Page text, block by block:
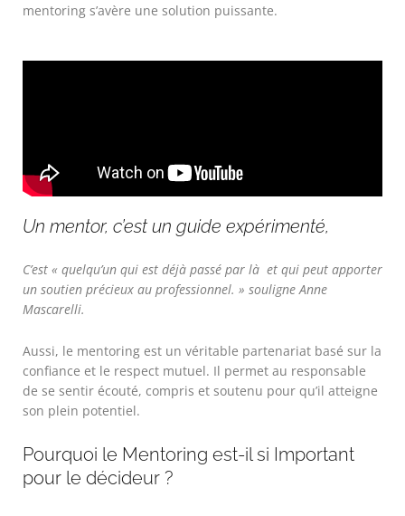
mentoring s’avère une solution puissante.
Un mentor, c’est un guide expérimenté,
C’est « quelqu’un qui est déjà passé par là et qui peut apporter
un soutien précieux au professionnel. » souligne Anne
Mascarelli.
Aussi, le mentoring est un véritable partenariat basé sur la
confiance et le respect mutuel. Il permet au responsable
de se sentir écouté, compris et soutenu pour qu’il atteigne
son plein potentiel.
Pourquoi le Mentoring est-il si Important
pour le décideur ?